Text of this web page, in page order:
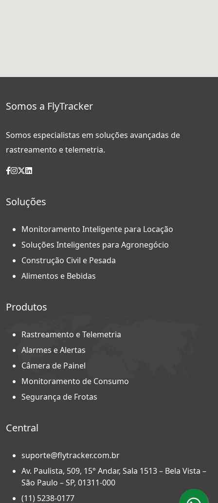
Somos a FlyTracker
Somos especialistas em soluções avançadas de
rastreamento e telemetria.
Soluções
Monitoramento Inteligente para Locação
Soluções Inteligentes para Agronegócio
Construção Civil e Pesada
Alimentos e Bebidas
Produtos
Rastreamento e Telemetria
Alarmes e Alertas
Câmera de Painel
Monitoramento de Consumo
Segurança de Frotas
Central
suporte@flytracker.com.br
Av. Paulista, 509, 15° Andar, Sala 1513 – Bela Vista –
São Paulo – SP, 01311-000
(11) 5238-0177